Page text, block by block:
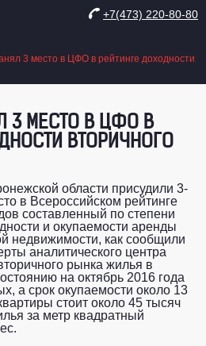
+7(473) 220-80-80
3 место в ЦФО в рейтинге доходности
3 МЕСТО В ЦФО В
ВТОРИЧНОГО
области присудили 3-
в Всероссийском рейтинге
составленный по степени
и окупаемости аренды
недвижимости, как сообщили
аналитического центра
рынка жилья в
на октябрь 2016 года
а срок окупаемости около 13
стоит около 45 тысяч
за метр квадратный